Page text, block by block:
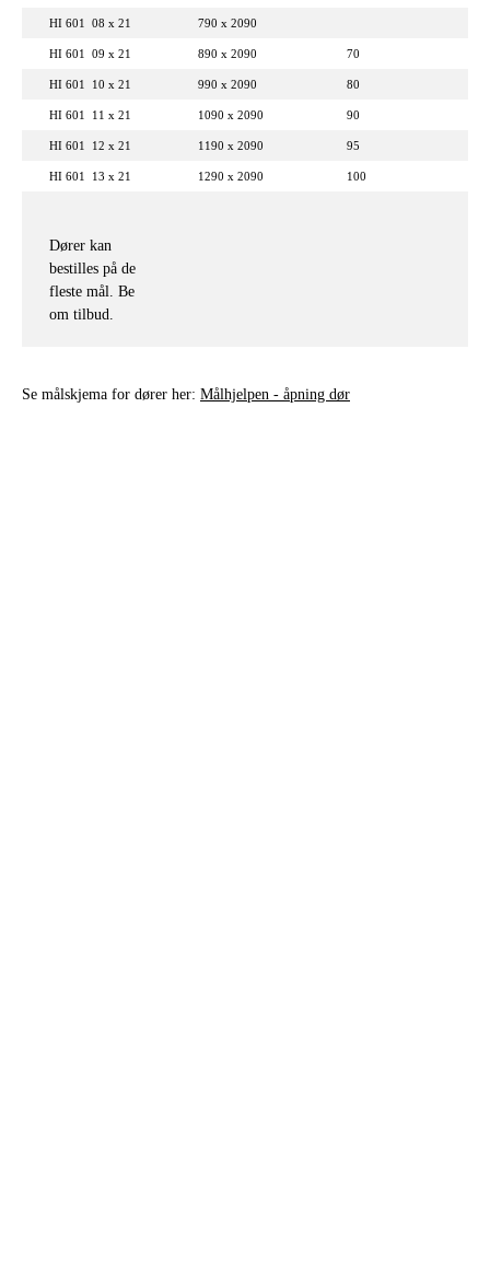
HI 601 08 x 21 790 x 2090
HI 601 09 x 21 890 x 2090 70
HI 601 10 x 21 990 x 2090 80
HI 601 11 x 21 1090 x 2090 90
HI 601 12 x 21 1190 x 2090 95
HI 601 13 x 21 1290 x 2090 100
Dører kan
bestilles på de
fleste mål. Be
om tilbud.
Se målskjema for dører her: Målhjelpen - åpning dør